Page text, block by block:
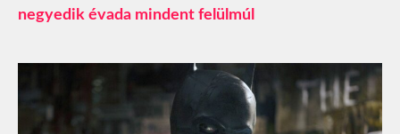
negyedik évada mindent felülmúl